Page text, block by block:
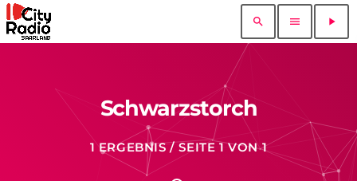
search menu play_arrow
Schwarzstorch
1 ERGEBNIS / SEITE 1 VON 1